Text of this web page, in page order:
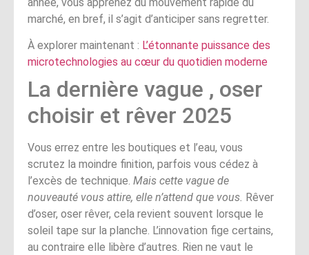
marché, en bref, il s’agit d’anticiper sans regretter.
À explorer maintenant : L’étonnante puissance des
microtechnologies au cœur du quotidien moderne
La dernière vague , oser
choisir et rêver 2025
Vous errez entre les boutiques et l’eau, vous
scrutez la moindre finition, parfois vous cédez à
l’excès de technique. Mais cette vague de
nouveauté vous attire, elle n’attend que vous. Rêver
d’oser, oser rêver, cela revient souvent lorsque le
soleil tape sur la planche. L’innovation fige certains,
au contraire elle libère d’autres. Rien ne vaut le